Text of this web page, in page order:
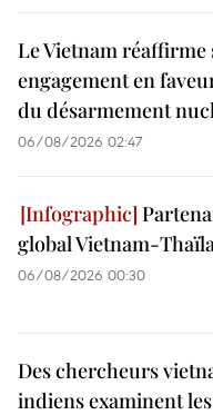
Le Vietnam réaffirme
engagement en
du désarmement
06/08/2026 02:47
global Vietnam-
06/08/2026 00:30
Des chercheurs
indiens examinent